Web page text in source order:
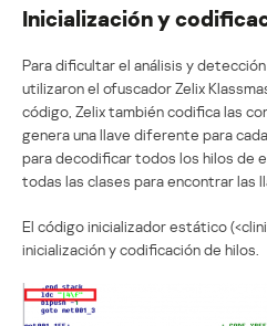
Inicialización y
Para dificultar el análisis y
utilizaron el ofuscador Zelix
código, Zelix también codifica las
genera una llave diferente para
para decodificar todos los hilos de
todas las clases para encontrar las
El código inicializador estático
inicialización y codificación de hilos.